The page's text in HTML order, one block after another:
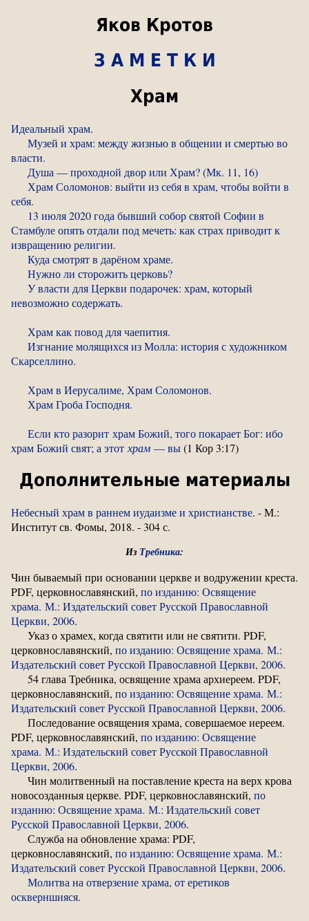
Яков Кротов
З А М Е Т К И
Храм
Идеальный храм.
Музей и храм: между жизнью в общении и смертью во
власти.
Душа — проходной двор или Храм? (Мк. 11, 16)
Храм Соломонов: выйти из себя в храм, чтобы войти в
себя.
13 июля 2020 года бывший собор святой Софии в
Стамбуле опять отдали под мечеть: как страх приводит к
извращению религии.
Куда смотрят в дарёном храме.
Нужно ли сторожить церковь?
У власти для Церкви подарочек: храм, который
невозможно содержать.
Храм как повод для чаепития.
Изгнание молящихся из Молла: история с художником
Скарселлино.
Храм в Иерусалиме, Храм Соломонов.
Храм Гроба Господня.
Если кто разорит храм Божий, того покарает Бог: ибо
храм Божий свят; а этот храм — вы(1 Кор 3:17)
Дополнительные материалы
Небесный храм в раннем иудаизме и христианстве. - М.:
Институт св. Фомы, 2018. - 304 с.
ИзТребника:
Чин бываемый при основании церкве и водружении креста.
PDF, церковнославянский, по изданию: Освящение
храма. М.: Издательский совет Русской Православной
Церкви, 2006.
Указ о храмех, когда святити или не святити. PDF,
церковнославянский, по изданию: Освящение храма. М.:
Издательский совет Русской Православной Церкви, 2006.
54 глава Требника, освящение храма архиереем. PDF,
церковнославянский, по изданию: Освящение храма. М.:
Издательский совет Русской Православной Церкви, 2006.
Последование освящения храма, совершаемое иереем.
PDF, церковнославянский, по изданию: Освящение
храма. М.: Издательский совет Русской Православной
Церкви, 2006.
Чин молитвенный на поставление креста на верх крова
новосозданныя церкве. PDF, церковнославянский, по
изданию: Освящение храма. М.: Издательский совет
Русской Православной Церкви, 2006.
Служба на обновление храма: PDF,
церковнославянский, по изданию: Освящение храма. М.:
Издательский совет Русской Православной Церкви, 2006.
Молитва на отверзение храма, от еретиков
оскверншияся.